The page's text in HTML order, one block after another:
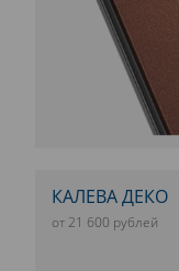
КАЛЕВА ДЕКО
от 21 600 рублей